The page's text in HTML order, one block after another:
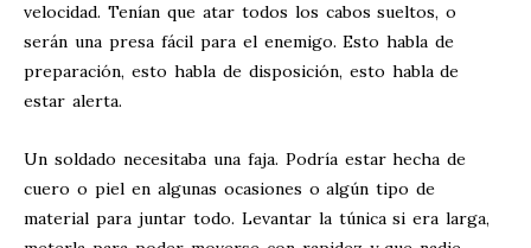
velocidad. Tenían que atar todos los cabos sueltos, o
serán una presa fácil para el enemigo. Esto habla de
preparación, esto habla de disposición, esto habla de
estar alerta.
Un soldado necesitaba una faja. Podría estar hecha de
cuero o piel en algunas ocasiones o algún tipo de
material para juntar todo. Levantar la túnica si era larga,